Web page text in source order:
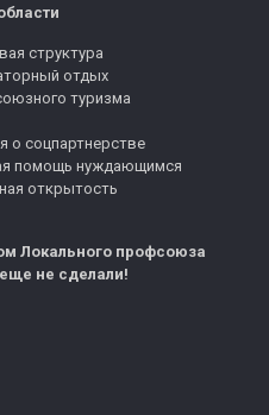
структура
отдых
туризма
о соцпартнерстве
помощь нуждающимся
открытость
Локального профсоюза
не сделали!